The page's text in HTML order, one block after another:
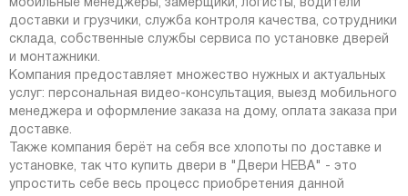
мобильные менеджеры, замерщики, логисты, водители
доставки и грузчики, служба контроля качества, сотрудники
склада, собственные службы сервиса по установке дверей
и монтажники.
Компания предоставляет множество нужных и актуальных
услуг: персональная видео-консультация, выезд мобильного
менеджера и оформление заказа на дому, оплата заказа при
доставке.
Также компания берёт на себя все хлопоты по доставке и
установке, так что купить двери в "Двери НЕВА" - это
упростить себе весь процесс приобретения данной